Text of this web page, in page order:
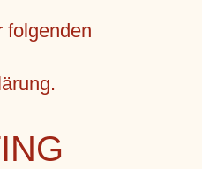
folgenden